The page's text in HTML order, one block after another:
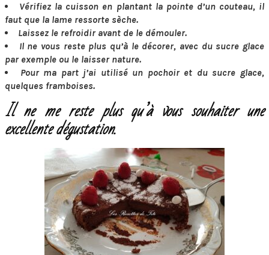
Vérifiez la cuisson en plantant la pointe d’un couteau, il
faut que la lame ressorte sèche.
Laissez le refroidir avant de le démouler.
Il ne vous reste plus qu’à le décorer, avec du sucre glace
par exemple ou le laisser nature.
Pour ma part j’ai utilisé un pochoir et du sucre glace,
quelques framboises.
Il ne me reste plus qu’à vous souhaiter une
excellente dégustation.